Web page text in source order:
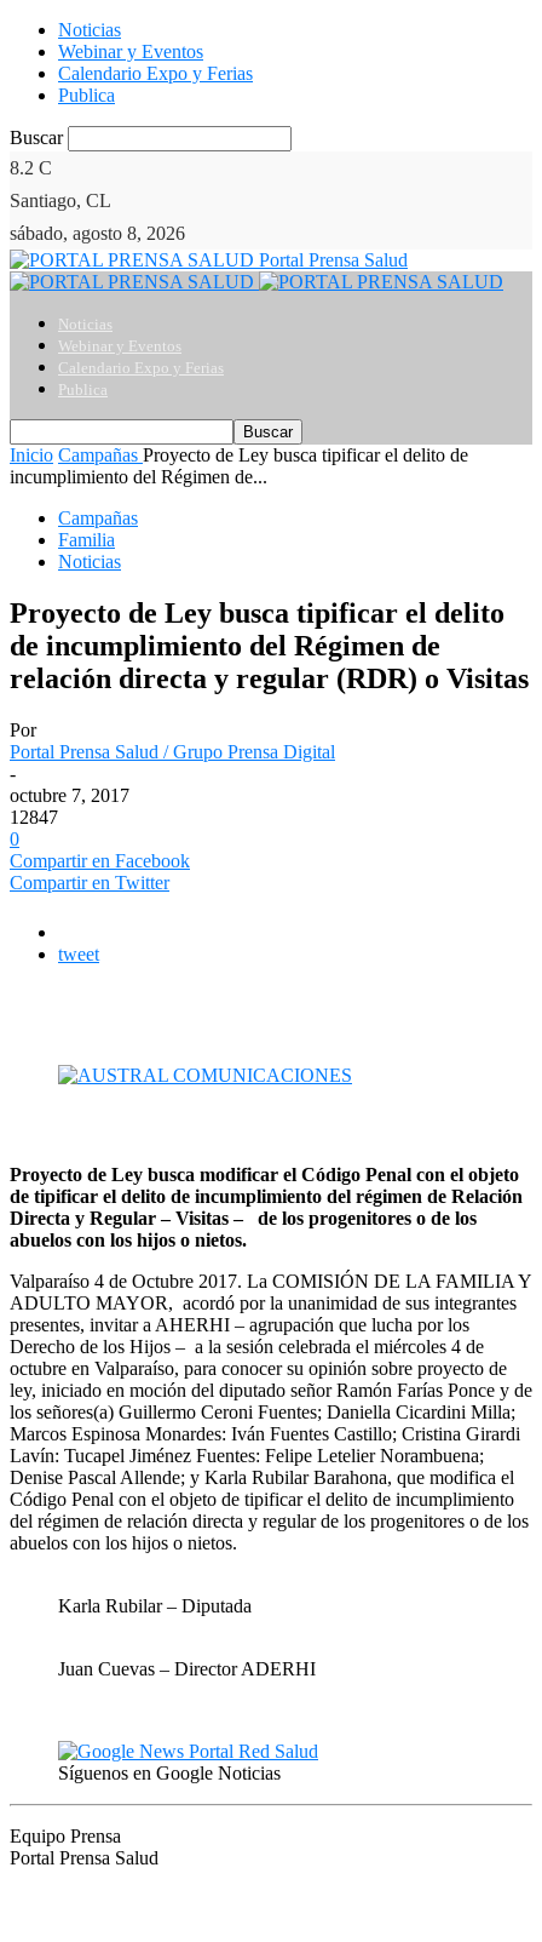
Noticias
Webinar y Eventos
Calendario Expo y Ferias
Publica
Buscar
8.2 C
Santiago, CL
sábado, agosto 8, 2026
Portal Prensa Salud
Noticias
Webinar y Eventos
Calendario Expo y Ferias
Publica
Inicio Campañas Proyecto de Ley busca tipificar el delito de
incumplimiento del Régimen de...
Campañas
Familia
Noticias
Proyecto de Ley busca tipificar el delito
de incumplimiento del Régimen de
relación directa y regular (RDR) o Visitas
Por
Portal Prensa Salud / Grupo Prensa Digital
-
octubre 7, 2017
12847
0
Compartir en Facebook
Compartir en Twitter
tweet
Proyecto de Ley busca modificar el Código Penal con el objeto
de tipificar el delito de incumplimiento del régimen de Relación
Directa y Regular – Visitas – de los progenitores o de los
abuelos con los hijos o nietos.
Valparaíso 4 de Octubre 2017. La COMISIÓN DE LA FAMILIA Y
ADULTO MAYOR, acordó por la unanimidad de sus integrantes
presentes, invitar a AHERHI – agrupación que lucha por los
Derecho de los Hijos – a la sesión celebrada el miércoles 4 de
octubre en Valparaíso, para conocer su opinión sobre proyecto de
ley, iniciado en moción del diputado señor Ramón Farías Ponce y de
los señores(a) Guillermo Ceroni Fuentes; Daniella Cicardini Milla;
Marcos Espinosa Monardes: Iván Fuentes Castillo; Cristina Girardi
Lavín: Tucapel Jiménez Fuentes: Felipe Letelier Norambuena;
Denise Pascal Allende; y Karla Rubilar Barahona, que modifica el
Código Penal con el objeto de tipificar el delito de incumplimiento
del régimen de relación directa y regular de los progenitores o de los
abuelos con los hijos o nietos.
Karla Rubilar – Diputada
Juan Cuevas – Director ADERHI
Síguenos en Google Noticias
Equipo Prensa
Portal Prensa Salud